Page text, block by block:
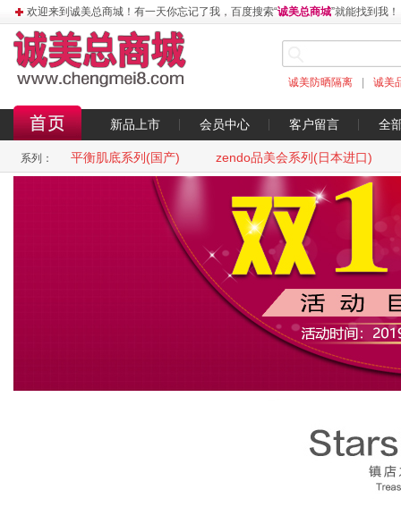
欢迎来到诚美总商城！有一天你忘记了我，百度搜索“诚美总商城”就能找到我！
诚美防晒隔离 诚美
新品上市 会员中心 客户留言 全
系列： 平衡肌底系列(国产) zendo品美会系列(日本进口)